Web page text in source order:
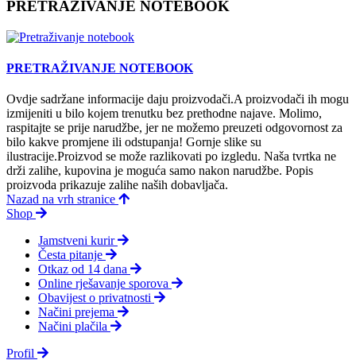
PRETRAŽIVANJE NOTEBOOK
PRETRAŽIVANJE NOTEBOOK
Ovdje sadržane informacije daju proizvodači.A proizvodači ih mogu
izmijeniti u bilo kojem trenutku bez prethodne najave. Molimo,
raspitajte se prije narudžbe, jer ne možemo preuzeti odgovornost za
bilo kakve promjene ili odstupanja! Gornje slike su
ilustracije.Proizvod se može razlikovati po izgledu. Naša tvrtka ne
drži zalihe, kupovina je moguća samo nakon narudžbe. Popis
proizvoda prikazuje zalihe naših dobavljača.
Nazad na vrh stranice
Shop
Jamstveni kurir
Česta pitanje
Otkaz od 14 dana
Online rješavanje sporova
Obavijest o privatnosti
Načini prejema
Načini plačila
Profil